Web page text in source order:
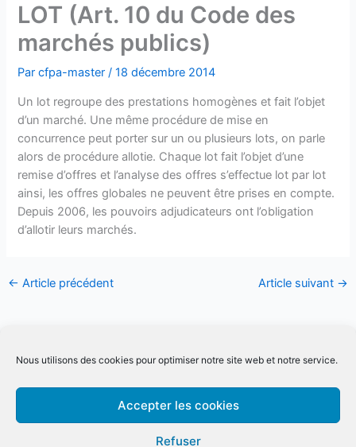
Nous utilisons des cookies pour optimiser notre site web et notre service.
Accepter les cookies
Refuser
LOT (Art. 10 du Code des
marchés publics)
Parcfpa-master/18 décembre 2014
Un lot regroupe des prestations homogènes et fait l’objet
d’un marché. Une même procédure de mise en
concurrence peut porter sur un ou plusieurs lots, on parle
alors de procédure allotie. Chaque lot fait l’objet d’une
remise d’offres et l’analyse des offres s’effectue lot par lot
ainsi, les offres globales ne peuvent être prises en compte.
Depuis 2006, les pouvoirs adjudicateurs ont l’obligation
d’allotir leurs marchés.
← Article précédent Article suivant →
Conditions générale de ventes Inter|Conditions générale de
Conditions générale spécifiques distanciel
Mentions légales|
Qualiopi